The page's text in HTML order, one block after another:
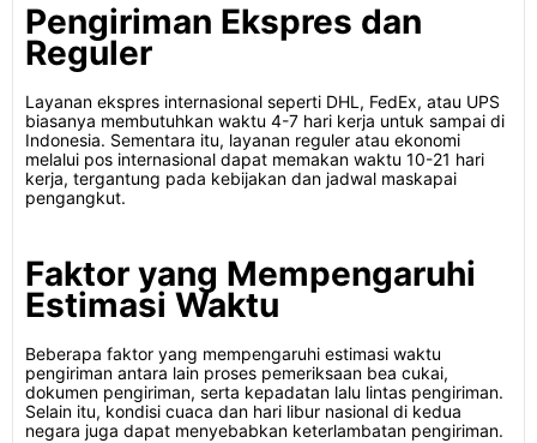
Pengiriman Ekspres dan
Reguler
Layanan ekspres internasional seperti DHL, FedEx, atau UPS
biasanya membutuhkan waktu 4-7 hari kerja untuk sampai di
Indonesia. Sementara itu, layanan reguler atau ekonomi
melalui pos internasional dapat memakan waktu 10-21 hari
kerja, tergantung pada kebijakan dan jadwal maskapai
pengangkut.
Faktor yang Mempengaruhi
Estimasi Waktu
Beberapa faktor yang mempengaruhi estimasi waktu
pengiriman antara lain proses pemeriksaan bea cukai,
dokumen pengiriman, serta kepadatan lalu lintas pengiriman.
Selain itu, kondisi cuaca dan hari libur nasional di kedua
negara juga dapat menyebabkan keterlambatan pengiriman.